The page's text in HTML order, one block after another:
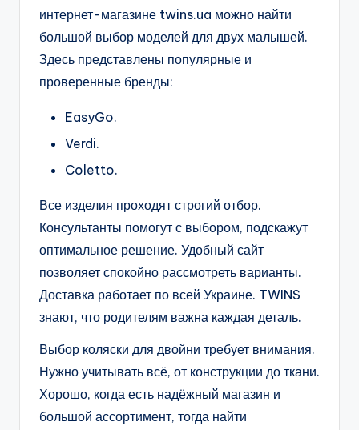
интернет-магазине twins.ua можно найти
большой выбор моделей для двух малышей.
Здесь представлены популярные и
проверенные бренды:
EasyGo.
Verdi.
Coletto.
Все изделия проходят строгий отбор.
Консультанты помогут с выбором, подскажут
оптимальное решение. Удобный сайт
позволяет спокойно рассмотреть варианты.
Доставка работает по всей Украине. TWINS
знают, что родителям важна каждая деталь.
Выбор коляски для двойни требует внимания.
Нужно учитывать всё, от конструкции до ткани.
Хорошо, когда есть надёжный магазин и
большой ассортимент, тогда найти